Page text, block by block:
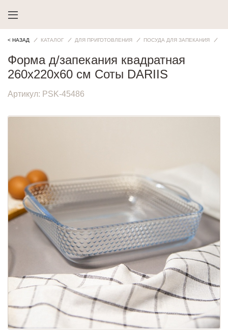
< НАЗАД КАТАЛОГ ДЛЯ ПРИГОТОВЛЕНИЯ ПОСУДА ДЛЯ ЗАПЕКАНИЯ
Форма д/запекания квадратная
260x220x60 см Соты DARIIS
Артикул: PSK-45486